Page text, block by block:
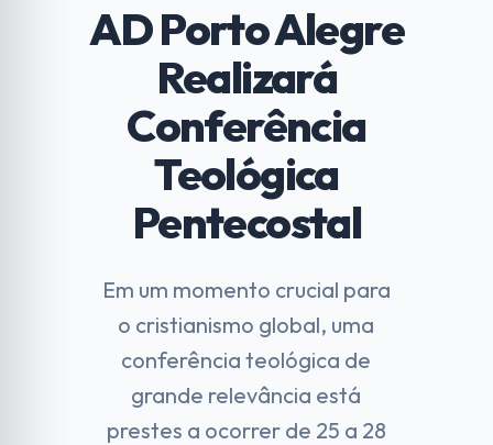
AD Porto Alegre
Realizará
Conferência
Teológica
Pentecostal
Em um momento crucial para
o cristianismo global, uma
conferência teológica de
grande relevância está
prestes a ocorrer de 25 a 28